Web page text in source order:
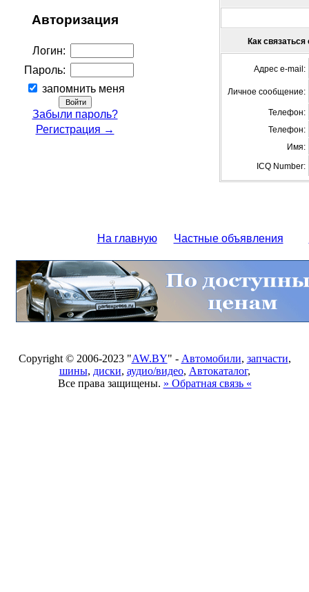
Авторизация
Логин:
Пароль:
запомнить меня
Забыли пароль?
Регистрация →
Как
Адрес e-mail:
Личное сообщение:
Телефон:
Телефон:
Имя:
ICQ Number:
На главную Частные объявления
Copyright © 2006-2023 "AW.BY" - Автомобили, запчасти,
шины, диски, аудио/видео, Автокаталог,
Все права защищены. » Обратная связь «